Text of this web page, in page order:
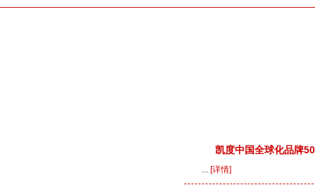
凯度中国全球化品牌
... [详情]